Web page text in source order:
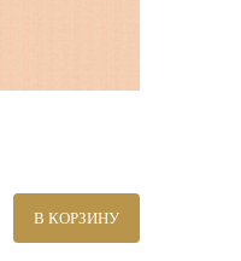
В КОРЗИНУ